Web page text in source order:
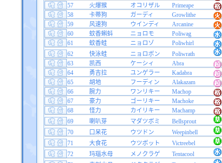
57
火爆猴 オコリザル
Primeape
58
卡蒂狗 ガーディ
Growlithe
59
风速狗 ウインディ
Arcanine
60
蚊香蝌蚪 ニョロモ
Poliwag
61
蚊香蛙 ニョロゾ
Poliwhirl
62
快泳蛙 ニョロボン
Poliwrath
63
凯西 ケーシィ
Abra
64
勇吉拉 ユンゲラー
Kadabra
65
胡地 フーディン
Alakazam
66
腕力 ワンリキー
Machop
67
豪力 ゴーリキー
Machoke
68
怪力 カイリキー
Machamp
69
喇叭芽 マダツボミ
Bellsprout
70
口呆花 ウツドン
Weepinbell
71
大食花 ウツボット
Victreebel
72
玛瑙水母 メノクラゲ
Tentacool